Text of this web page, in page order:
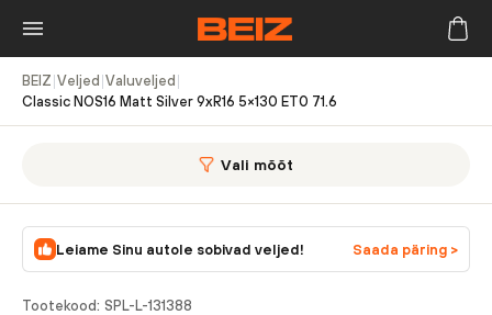
BEIZ Veljed Valuveljed
Classic NOS16 Matt Silver 9xR16 5×130 ET0 71.6
Vali mõõt
Tootekood: SPL-L-131388
Leiame Sinu autole sobivad veljed! Saada päring >